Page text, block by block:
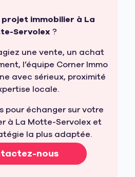
projet immobilier à La
Servolex ?
une vente, un achat
l’équipe Corner Immo
avec sérieux, proximité
locale.
pour échanger sur votre
à La Motte-Servolex et
la plus adaptée.
nous